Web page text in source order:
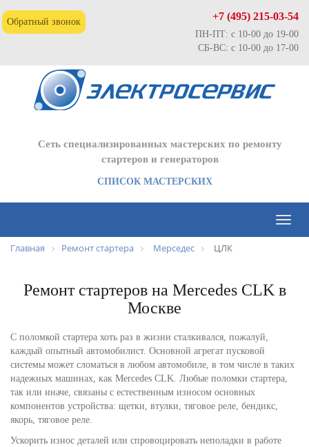
Обратный звонок +7 (495) 215-03-54
ПН-ПТ: с 10-00 до 19-00
СБ-ВС: с 10-00 до 17-00
Сеть специализированных мастерских по ремонту
стартеров и генераторов
СПИСОК МАСТЕРСКИХ
Toggle
Главная Ремонт стартера Мерседес ЦЛК
Ремонт стартеров на Mercedes CLK в
Москве
С поломкой стартера хоть раз в жизни сталкивался, пожалуй,
каждый опытный автомобилист. Основной агрегат пусковой
системы может сломаться в любом автомобиле, в том числе в таких
надежных машинах, как Mercedes CLK. Любые поломки стартера,
так или иначе, связаны с естественным износом основных
компонентов устройства: щетки, втулки, тяговое реле, бендикс,
якорь, тяговое реле.
Ускорить износ деталей или спровоцировать неполадки в работе